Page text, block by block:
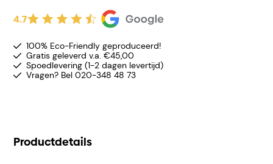
4.7
100% Eco-Friendly geproduceerd!
Gratis geleverd v.a. €45,00
Spoedlevering (1-2 dagen levertijd)
Vragen? Bel 020-348 48 73
Productdetails